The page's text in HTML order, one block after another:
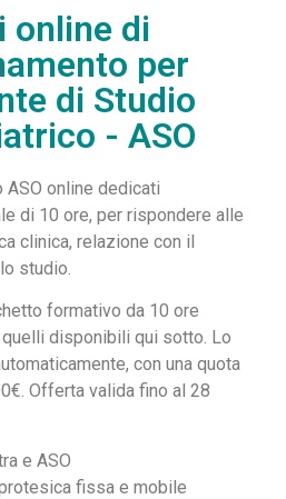
online di
per
di Studio
- ASO
online dedicati
di 10 ore, per rispondere alle
clinica, relazione con il
studio.
formativo da 10 ore
disponibili qui sotto. Lo
con una quota
Offerta valida fino al 28
e ASO
fissa e mobile